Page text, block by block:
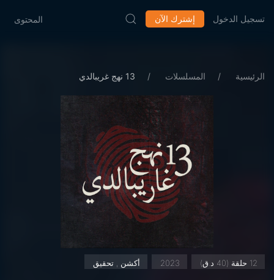
المحتوى إشترك الآن تسجيل الدخول
الرئيسية المسلسلات
2023 أكشن , تحقيق